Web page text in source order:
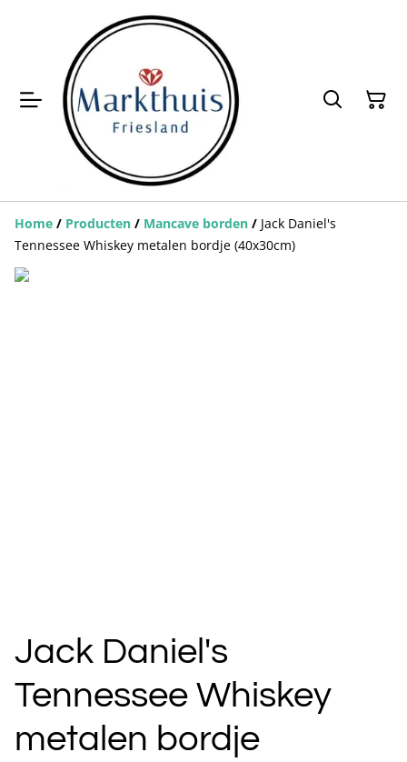
Home / Producten / Mancave borden / Jack Daniel's
Tennessee Whiskey metalen bordje (40x30cm)
Jack Daniel's
Tennessee Whiskey
metalen bordje